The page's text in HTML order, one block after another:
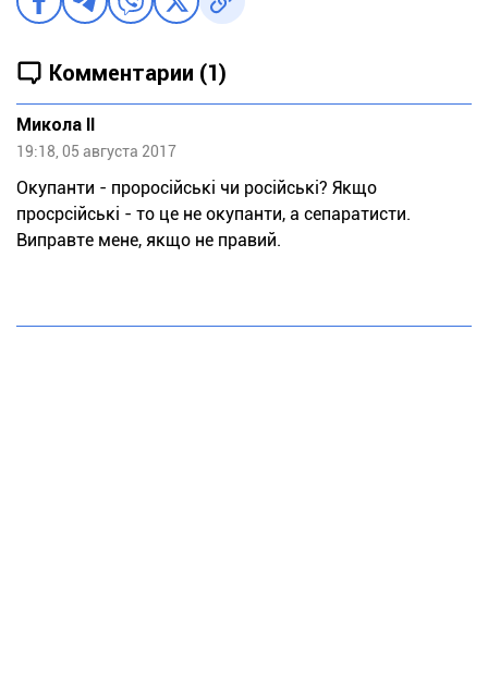
Комментарии (1)
Микола II
19:18, 05 августа 2017
Окупанти - проросійські чи російські? Якщо
просрсійські - то це не окупанти, а сепаратисти.
Виправте мене, якщо не правий.